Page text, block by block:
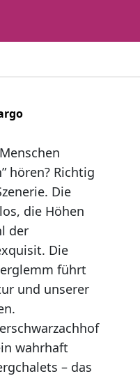
hören? Richtig
Die
die Höhen
der
Die
führt
und unserer
wahrhaft
– das